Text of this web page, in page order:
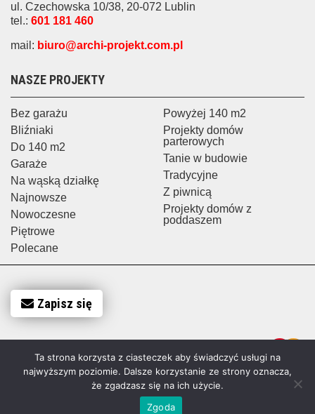
NASZE PROJEKTY
Bez garażu
Bliźniaki
Do 140 m2
Garaże
Na wąską działkę
Najnowsze
Nowoczesne
Piętrowe
Polecane
Powyżej 140 m2
Projekty domów
parterowych
Tanie w budowie
Tradycyjne
Z piwnicą
Projekty domów z
poddaszem
ul. Czechowska 10/38, 20-072 Lublin
tel.: 601 181 460
mail: biuro@archi-projekt.com.pl
Zapisz się
Ta strona korzysta z ciasteczek aby świadczyć usługi na
najwyższym poziomie. Dalsze korzystanie ze strony oznacza,
że zgadzasz się na ich użycie.
Zgoda